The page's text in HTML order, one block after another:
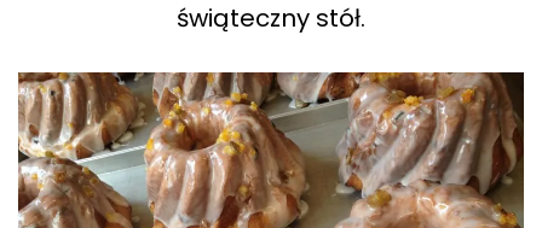
świąteczny stół.